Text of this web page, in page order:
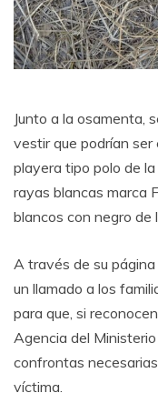
Junto a la osamenta,
vestir que podrían ser
playera tipo polo de
rayas blancas marca
blancos con negro de
A través de su
un llamado a los
para que, si
Agencia del
confrontas
víctima.